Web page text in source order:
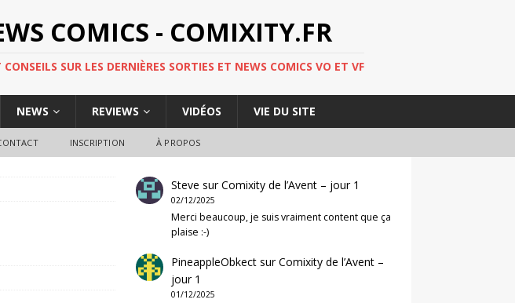
COMICS - COMIXITY.FR
SUR LES DERNIÈRES SORTIES ET NEWS COMICS VO ET VF
NEWS REVIEWS VIDÉOS VIE DU SITE
INSCRIPTION À PROPOS
Steve surComixity de l’Avent – jour 1
02/12/2025
Merci beaucoup, je suis vraiment content que ça
plaise :-)
PineappleObkect surComixity de l’Avent –
jour 1
01/12/2025